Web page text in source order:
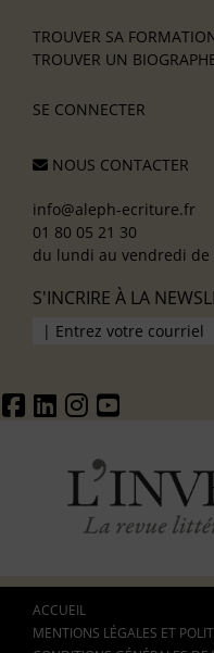
TROUVER SA
TROUVER UN
SE CONNECTER
NOUS CONTACTER
info@aleph-ecriture.fr
01 80 05 21 30
du lundi au vendredi de
S'INCRIRE À LA
ACCUEIL
MENTIONS LÉGALES ET